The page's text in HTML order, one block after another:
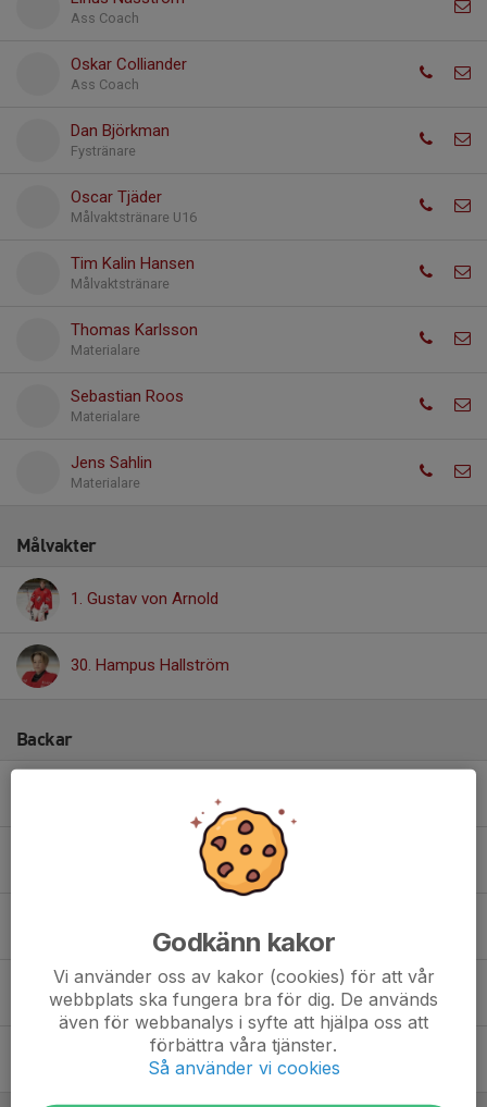
Ass Coach
Oskar Colliander
Ass Coach
Dan Björkman
Fystränare
Oscar Tjäder
Målvaktstränare U16
Tim Kalin Hansen
Målvaktstränare
Thomas Karlsson
Materialare
Sebastian Roos
Materialare
Jens Sahlin
Materialare
Målvakter
1. Gustav von Arnold
30. Hampus Hallström
Backar
17. Melvin Colliander
26. Liam Ternstedt
65. Noah Månsson
Godkänn kakor
Vi använder oss av kakor (cookies) för att vår
webbplats ska fungera bra för dig. De används
även för webbanalys i syfte att hjälpa oss att
förbättra våra tjänster.
Så använder vi cookies